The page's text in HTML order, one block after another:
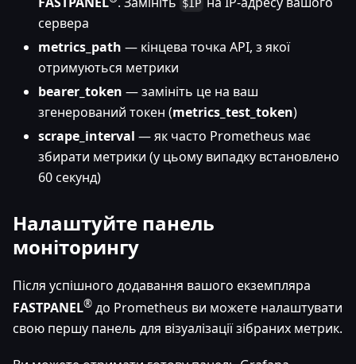
$IP
сервера
metrics_path — кінцева точка API, з якої
отримуються метрики
bearer_token — замініть це на ваш
згенерований токен (metrics_test_token)
scrape_interval — як часто Prometheus має
збирати метрики (у цьому випадку встановлено
60 секунд)
Налаштуйте панель
моніторингу
Після успішного додавання вашого екземпляра
FASTPANEL® до Prometheus ви можете налаштувати
свою першу панель для візуалізації зібраних метрик.